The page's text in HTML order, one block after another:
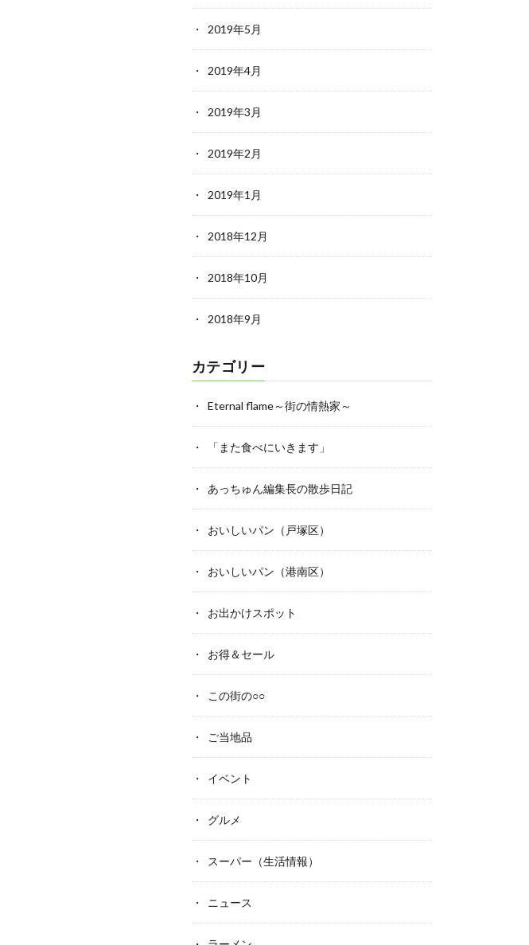
2019年5月
2019年4月
2019年3月
2019年2月
2019年1月
2018年12月
2018年10月
2018年9月
カテゴリー
Eternal flame～街の情熱家～
「また食べにいきます」
あっちゅん編集長の散歩日記
おいしいパン（戸塚区）
おいしいパン（港南区）
お出かけスポット
お得＆セール
この街の○○
ご当地品
イベント
グルメ
スーパー（生活情報）
ニュース